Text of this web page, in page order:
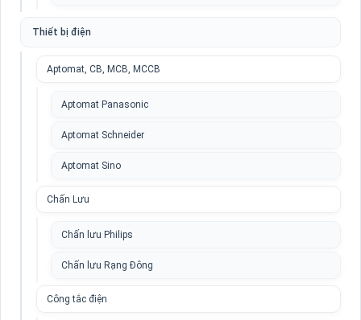
Thiết bị điện
Aptomat, CB, MCB, MCCB
Aptomat Panasonic
Aptomat Schneider
Aptomat Sino
Chấn Lưu
Chấn lưu Philips
Chấn lưu Rạng Đông
Công tắc điện